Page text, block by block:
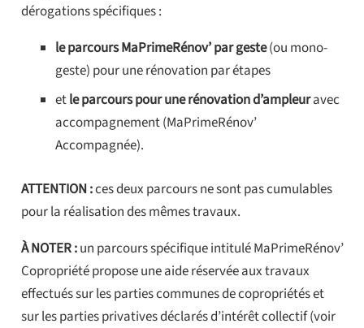
dérogations spécifiques :
le parcours MaPrimeRénov’ par geste(ou mono-
geste) pour une rénovation par étapes
etle parcours pour une rénovation d’ampleuravec
accompagnement (MaPrimeRénov’
Accompagnée).
ATTENTION :ces deux parcours ne sont pas cumulables
pour la réalisation des mêmes travaux.
À NOTER :un parcours spécifique intitulé MaPrimeRénov’
Copropriété propose une aide réservée aux travaux
effectués sur les parties communes de copropriétés et
sur les parties privatives déclarés d’intérêt collectif (voir